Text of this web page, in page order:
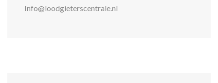
Info@loodgieterscentrale.nl